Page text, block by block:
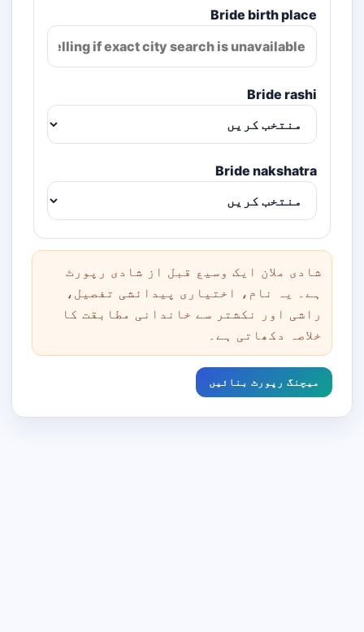
Bride birth place
Bride rashi
Bride nakshatra
شادی ملان ایک وسیع قبل از شادی رپورٹ
ہے۔ یہ نام، اختیاری پیدائشی تفصیل،
راشی اور نکشتر سے خاندانی مطابقت کا
خلاصہ دکھاتی ہے۔
میچنگ رپورٹ بنائیں